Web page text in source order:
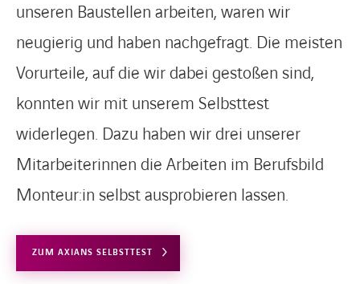
unseren Baustellen arbeiten, waren wir
neugierig und haben nachgefragt. Die meisten
Vorurteile, auf die wir dabei gestoßen sind,
konnten wir mit unserem Selbsttest
widerlegen. Dazu haben wir drei unserer
Mitarbeiterinnen die Arbeiten im Berufsbild
Monteur:in selbst ausprobieren lassen.
ZUM AXIANS SELBSTTEST